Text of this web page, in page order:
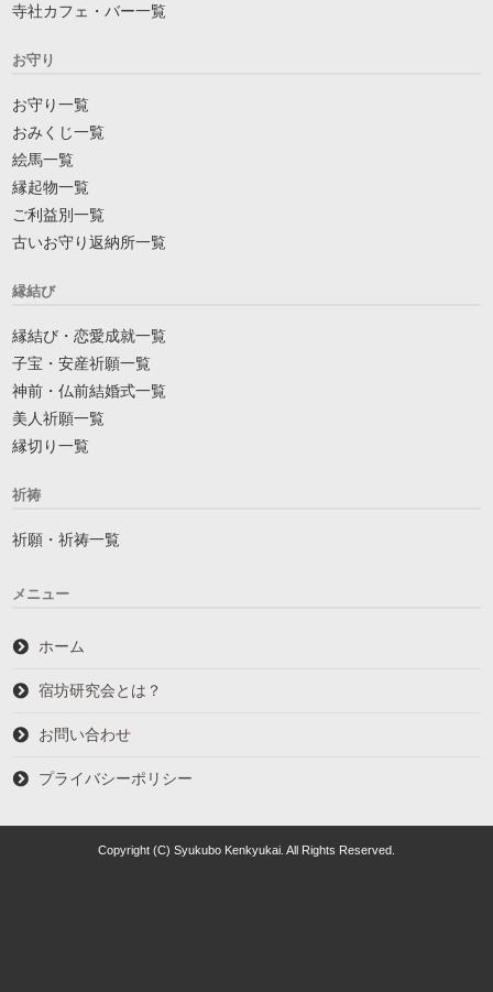
寺社カフェ・バー一覧
お守り
お守り一覧
おみくじ一覧
絵馬一覧
縁起物一覧
ご利益別一覧
古いお守り返納所一覧
縁結び
縁結び・恋愛成就一覧
子宝・安産祈願一覧
神前・仏前結婚式一覧
美人祈願一覧
縁切り一覧
祈祷
祈願・祈祷一覧
メニュー
ホーム
宿坊研究会とは？
お問い合わせ
プライバシーポリシー
Copyright (C) Syukubo Kenkyukai. All Rights Reserved.